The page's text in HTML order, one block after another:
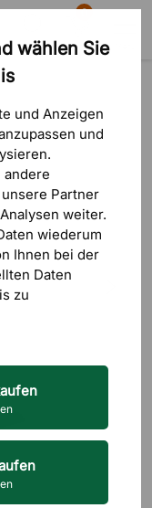
wählen Sie
und Anzeigen
und
andere
Partner
weiter.
wiederum
Ihnen bei der
Daten
zu
Suche
0
Warenkorb